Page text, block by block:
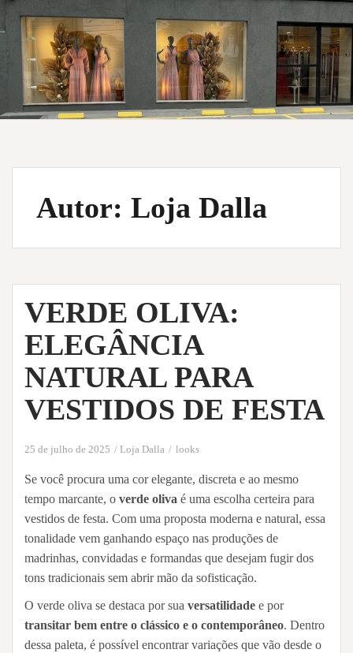
Autor: Loja Dalla
VERDE OLIVA:
ELEGÂNCIA
NATURAL PARA
VESTIDOS DE FESTA
25 de julho de 2025 Loja Dalla looks
Se você procura uma cor elegante, discreta e ao mesmo
tempo marcante, o verde oliva é uma escolha certeira para
vestidos de festa. Com uma proposta moderna e natural, essa
tonalidade vem ganhando espaço nas produções de
madrinhas, convidadas e formandas que desejam fugir dos
tons tradicionais sem abrir mão da sofisticação.
O verde oliva se destaca por sua versatilidade e por
transitar bem entre o clássico e o contemporâneo. Dentro
dessa paleta, é possível encontrar variações que vão desde o